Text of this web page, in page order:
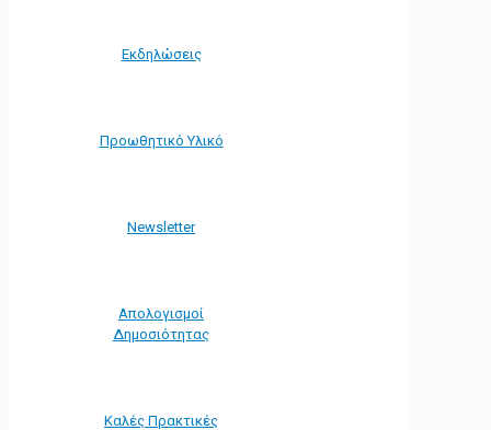
Εκδηλώσεις
Προωθητικό Υλικό
Νewsletter
Απολογισμοί
Δημοσιότητας
Καλές Πρακτικές